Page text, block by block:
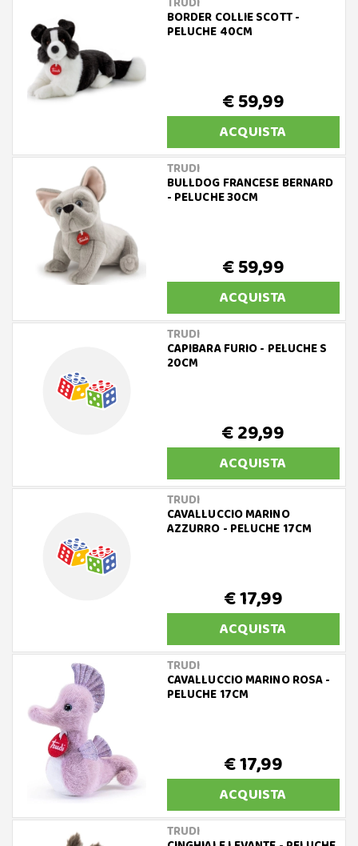
BORDER COLLIE SCOTT -
PELUCHE 40CM
€ 59,99
ACQUISTA
TRUDI
BULLDOG FRANCESE BERNARD
- PELUCHE 30CM
€ 59,99
ACQUISTA
TRUDI
CAPIBARA FURIO - PELUCHE S
20CM
€ 29,99
ACQUISTA
TRUDI
CAVALLUCCIO MARINO
AZZURRO - PELUCHE 17CM
€ 17,99
ACQUISTA
TRUDI
CAVALLUCCIO MARINO ROSA -
PELUCHE 17CM
€ 17,99
ACQUISTA
TRUDI